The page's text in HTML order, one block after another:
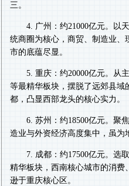
三。
4. 广州：约21000亿元。以
统商圈为核心，商贸、制造业、
市的底蕴尽显。
5. 重庆：约20000亿元。从
等最精华板块，摆脱了远郊县域
都，凸显西部龙头的核心实力。
6. 苏州：约18500亿元。聚
造业与外资经济高度集中，虽为
7. 成都：约17500亿元。选
精华板块，西南核心城市的消费
逊于重庆核心区。